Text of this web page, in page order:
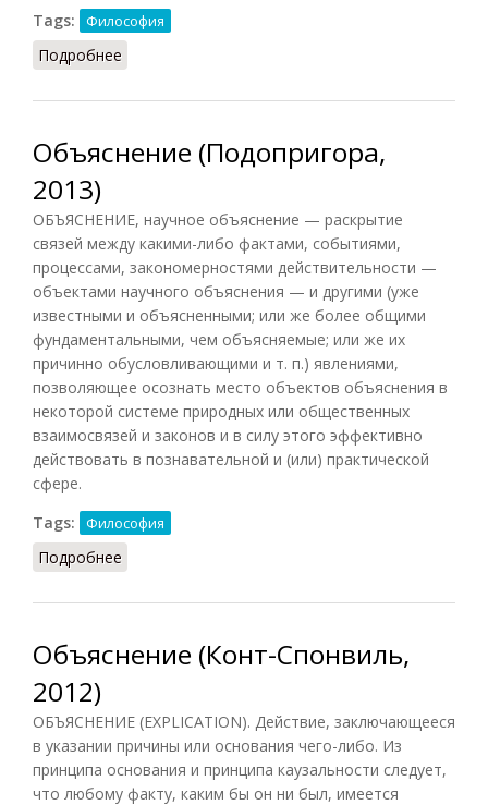
Tags: Философия
Подробнее
Объяснение (Подопригора,
2013)
ОБЪЯСНЕНИЕ, научное объяснение — раскрытие
связей между какими-либо фактами, событиями,
процессами, закономерностями действительности —
объектами научного объяснения — и другими (уже
известными и объясненными; или же более общими
фундаментальными, чем объясняемые; или же их
причинно обусловливающими и т. п.) явлениями,
позволяющее осознать место объектов объяснения в
некоторой системе природных или общественных
взаимосвязей и законов и в силу этого эффективно
действовать в познавательной и (или) практической
сфере.
Tags:
Философия
Подробнее
Объяснение (Конт-Спонвиль,
2012)
ОБЪЯСНЕНИЕ (EXPLICATION). Действие, заключающееся
в указании причины или основания чего-либо. Из
принципа основания и принципа каузальности следует,
что любому факту, каким бы он ни был, имеется